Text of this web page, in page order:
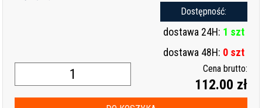
Dostępność:
dostawa 24H: 1 szt
dostawa 48H: 0 szt
Cena brutto:
112.00 zł